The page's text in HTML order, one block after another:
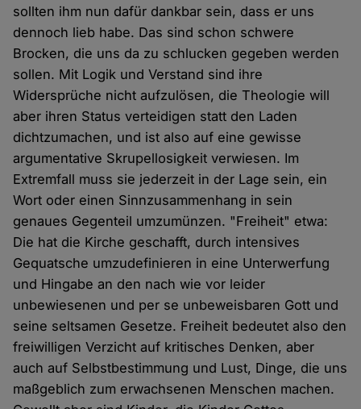
sollten ihm nun dafür dankbar sein, dass er uns
dennoch lieb habe. Das sind schon schwere
Brocken, die uns da zu schlucken gegeben werden
sollen. Mit Logik und Verstand sind ihre
Widersprüche nicht aufzulösen, die Theologie will
aber ihren Status verteidigen statt den Laden
dichtzumachen, und ist also auf eine gewisse
argumentative Skrupellosigkeit verwiesen. Im
Extremfall muss sie jederzeit in der Lage sein, ein
Wort oder einen Sinnzusammenhang in sein
genaues Gegenteil umzumünzen. "Freiheit" etwa:
Die hat die Kirche geschafft, durch intensives
Gequatsche umzudefinieren in eine Unterwerfung
und Hingabe an den nach wie vor leider
unbewiesenen und per se unbeweisbaren Gott und
seine seltsamen Gesetze. Freiheit bedeutet also den
freiwilligen Verzicht auf kritisches Denken, aber
auch auf Selbstbestimmung und Lust, Dinge, die uns
maßgeblich zum erwachsenen Menschen machen.